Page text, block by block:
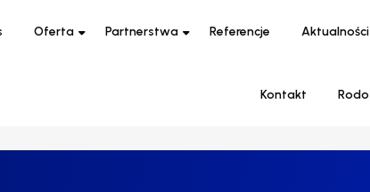
Oferta Partnerstwa Referencje Aktualności
Kontakt Rodo